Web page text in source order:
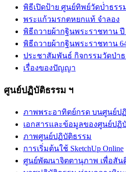
พิธีเปิดป้าย ศูนย์ทิพย์วัดป่่าธรร
พระแก้วมรกตหยกแท้ จำลอง
พิธีถวายผ้ากฐินพระราชทาน ปี
พิธีถวายผ้ากฐินพระราชทาน
ประชาสัมพันธ์ กิจกรรมวัดป่า
เรื่องของปัญญา
ศูนย์ปฏิบัติธรรม ฯ
ภาพพระอาทิตย์กรด บนศูนย์ป
เอกสารและข้อมูลของศูนย์ปฏิ
ภาพศูนย์ปฏิบัติธรรม
การเริ่มต้นใช้ SketchUp Online
ศูนย์พัฒนาจิตตานุภาพ เพื่อสัน